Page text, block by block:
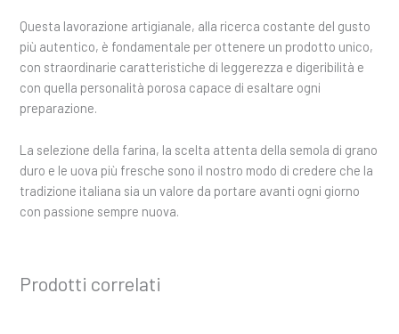
Questa lavorazione artigianale, alla ricerca costante del gusto
più autentico, è fondamentale per ottenere un prodotto unico,
con straordinarie caratteristiche di leggerezza e digeribilità e
con quella personalità porosa capace di esaltare ogni
preparazione.
La selezione della farina, la scelta attenta della semola di grano
duro e le uova più fresche sono il nostro modo di credere che la
tradizione italiana sia un valore da portare avanti ogni giorno
con passione sempre nuova.
Prodotti correlati